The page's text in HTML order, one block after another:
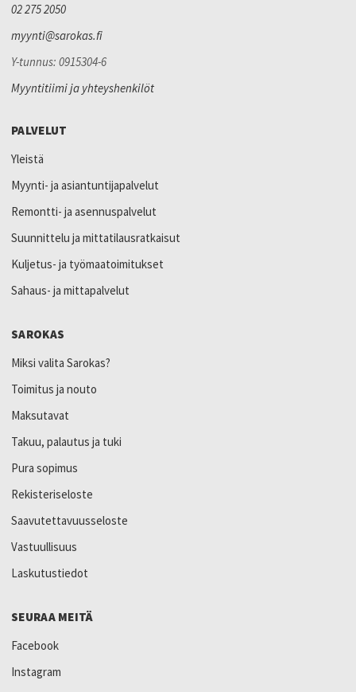
02 275 2050
myynti@sarokas.fi
Y-tunnus: 0915304-6
Myyntitiimi ja yhteyshenkilöt
PALVELUT
Yleistä
Myynti- ja asiantuntijapalvelut
Remontti- ja asennuspalvelut
Suunnittelu ja mittatilausratkaisut
Kuljetus- ja työmaatoimitukset
Sahaus- ja mittapalvelut
SAROKAS
Miksi valita Sarokas?
Toimitus ja nouto
Maksutavat
Takuu, palautus ja tuki
Pura sopimus
Rekisteriseloste
Saavutettavuusseloste
Vastuullisuus
Laskutustiedot
SEURAA MEITÄ
Facebook
Instagram